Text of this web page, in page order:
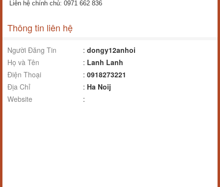
Liên hệ chính chủ: 0971 662 836
Thông tin liên hệ
Người Đăng Tin : dongy12anhoi
Họ và Tên
: Lanh Lanh
Điện Thoại
: 0918273221
Địa Chỉ
: Ha Noij
Website
: